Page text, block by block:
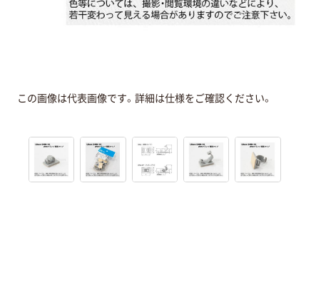
この画像は代表画像です。詳細は仕様をご確認ください。